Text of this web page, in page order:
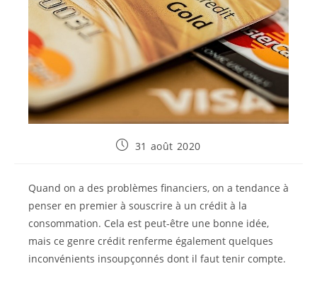
Publication
31 août 2020
Quand on a des problèmes financiers, on a tendance à
penser en premier à souscrire à un crédit à la
consommation. Cela est peut-être une bonne idée,
mais ce genre crédit renferme également quelques
inconvénients insoupçonnés dont il faut tenir compte.